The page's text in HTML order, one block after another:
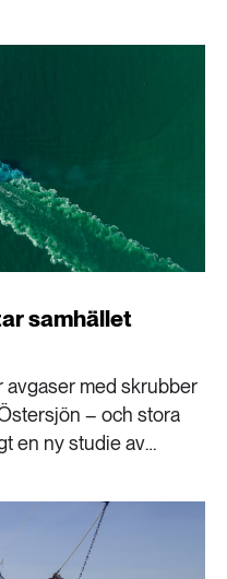
samhället
avgaser med skrubber
– och stora
en ny studie av
mellan 2014 och